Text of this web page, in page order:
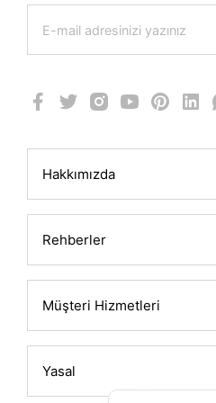
Hakkımızda
Rehberler
Müşteri Hizmetleri
Yasal